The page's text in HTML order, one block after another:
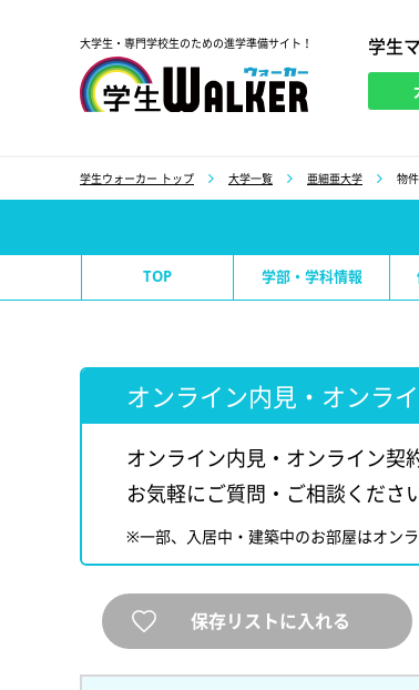
大学生・専門学校生のための進学準備サイト！ 学生
学生ウォーカー トップ 大学一覧 亜細亜大学 物
TOP 学部・学科情報
オンライン内見・オンラ
オンライン内見・オンライン契
お気軽にご質問・ご相談くださ
※一部、入居中・建築中のお部屋はオン
保存リストに入れる